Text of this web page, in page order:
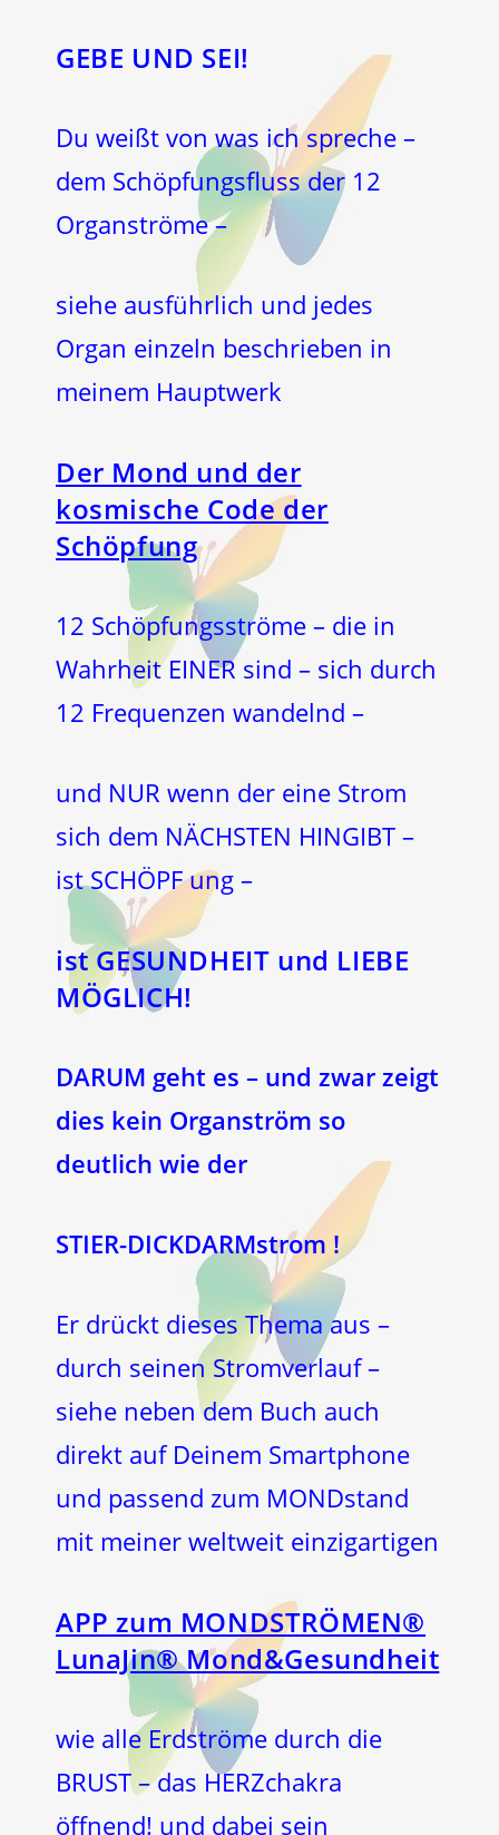
GEBE UND SEI!
Du weißt von was ich spreche –
dem Schöpfungsfluss der 12
Organströme –
siehe ausführlich und jedes
Organ einzeln beschrieben in
meinem Hauptwerk
Der Mond und der
kosmische Code der
Schöpfung
12 Schöpfungsströme – die in
Wahrheit EINER sind – sich durch
12 Frequenzen wandelnd –
und NUR wenn der eine Strom
sich dem NÄCHSTEN HINGIBT –
ist SCHÖPF ung –
ist GESUNDHEIT und LIEBE
MÖGLICH!
DARUM geht es – und zwar zeigt
dies kein Organström so
deutlich wie der
STIER-DICKDARMstrom !
Er drückt dieses Thema aus –
durch seinen Stromverlauf –
siehe neben dem Buch auch
direkt auf Deinem Smartphone
und passend zum MONDstand
mit meiner weltweit einzigartigen
APP zum MONDSTRÖMEN®
LunaJin® Mond&Gesundheit
wie alle Erdströme durch die
BRUST – das HERZchakra
öffnend! und dabei sein